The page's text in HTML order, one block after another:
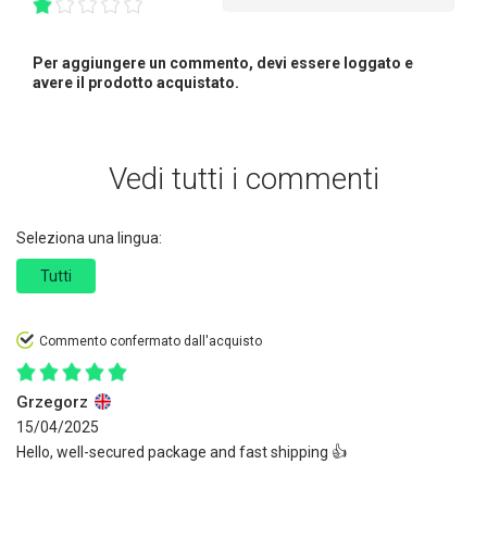
Per aggiungere un commento, devi essere loggato e
avere il prodotto acquistato.
Vedi tutti i commenti
Seleziona una lingua:
Tutti
Commento confermato dall'acquisto
Grzegorz
15/04/2025
Hello, well-secured package and fast shipping 👍️